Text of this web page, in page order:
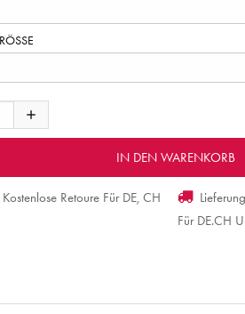
Retoure Für DE, CH
Für DE.CH